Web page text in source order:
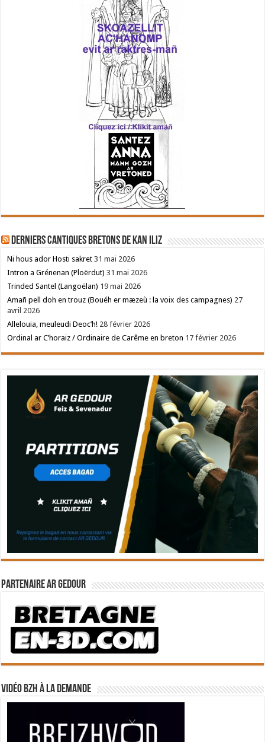
Derniers cantiques bretons de Kan Iliz
Ni hous ador Hosti sakret 31 mai 2026
Intron a Grénenan (Ploërdut) 31 mai 2026
Trinded Santel (Langoëlan) 19 mai 2026
Amañ pell doh en trouz (Bouéh er mæzeù : la voix des campagnes) 27
avril 2026
Allelouia, meuleudi Deoc’h! 28 février 2026
Ordinal ar C’horaiz / Ordinaire de Carême en breton 17 février 2026
Partenaire Ar Gedour
Vidéo BZH à la demande